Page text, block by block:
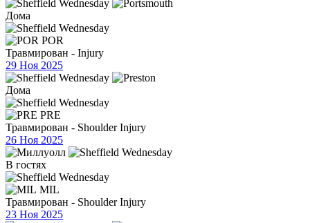
Дома
POR
Травмирован - Injury
29 Ноя 2025
Дома
PRE
Травмирован - Shoulder Injury
26 Ноя 2025
В гостях
MIL
Травмирован - Shoulder Injury
23 Ноя 2025